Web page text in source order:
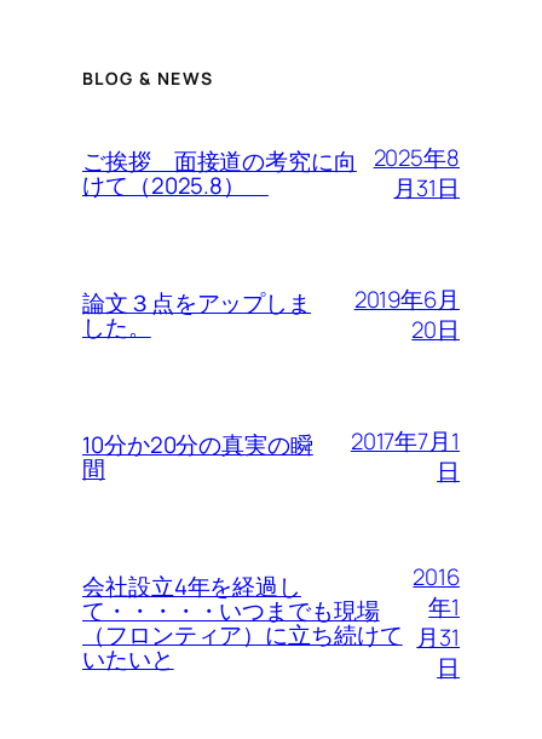
BLOG & NEWS
ご挨拶 面接道の考究に向
けて（2025.8）
2025年8
月31日
論文３点をアップしま
した。
2019年6月
20日
10分か20分の真実の瞬
間
2017年7月1
日
会社設立4年を経過し
て・・・・・いつまでも現場
（フロンティア）に立ち続けて
いたいと
2016
年1
月31
日